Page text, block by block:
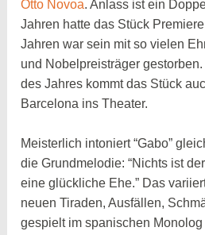
Otto Novoa. Anlass ist ein
Jahren hatte das Stück
Jahren war sein mit so vielen
und Nobelpreisträger
des Jahres kommt das Stück
Barcelona ins Theater.
Meisterlich intoniert “Gabo”
die Grundmelodie: “Nichts ist
eine glückliche Ehe.” Das
neuen Tiraden, Ausfällen,
gespielt im spanischen